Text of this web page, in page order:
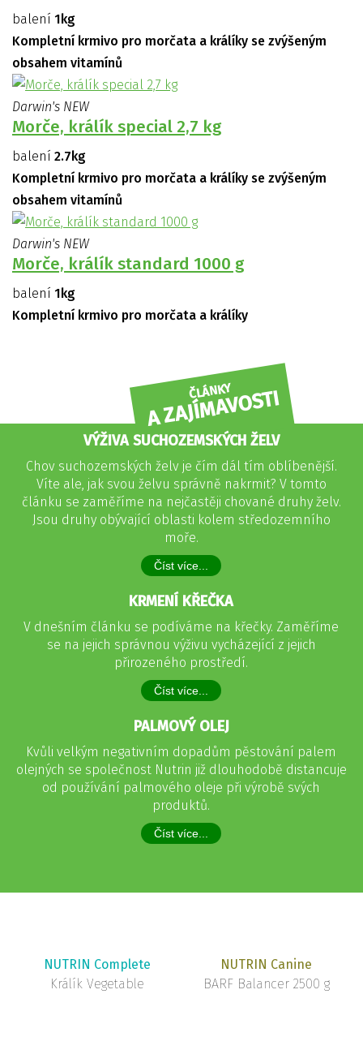
balení 1kg
Kompletní krmivo pro morčata a králíky se zvýšeným
obsahem vitamínů
Darwin's NEW
Morče, králík special 2,7 kg
balení 2.7kg
Kompletní krmivo pro morčata a králíky se zvýšeným
obsahem vitamínů
Darwin's NEW
Morče, králík standard 1000 g
balení 1kg
Kompletní krmivo pro morčata a králíky
ČLÁNKY
A ZAJÍMAVOSTI
VÝŽIVA SUCHOZEMSKÝCH ŽELV
Chov suchozemských želv je čím dál tím oblíbenější.
Víte ale, jak svou želvu správně nakrmit? V tomto
článku se zaměříme na nejčastěji chované druhy želv.
Jsou druhy obývající oblasti kolem středozemního
moře.
Číst více...
KRMENÍ KŘEČKA
V dnešním článku se podíváme na křečky. Zaměříme
se na jejich správnou výživu vycházející z jejich
přirozeného prostředí.
Číst více...
PALMOVÝ OLEJ
Kvůli velkým negativním dopadům pěstování palem
olejných se společnost Nutrin již dlouhodobě distancuje
od používání palmového oleje při výrobě svých
produktů.
Číst více...
NUTRIN Complete
Králík Vegetable
NUTRIN Canine
BARF Balancer 2500 g